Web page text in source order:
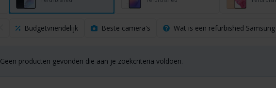
Budgetvriendelijk Beste camera's Wat is een refurbished
Geen producten gevonden die aan je zoekcriteria voldoen.